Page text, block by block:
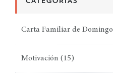
Carta Familiar de Domingo
Motivación (15)